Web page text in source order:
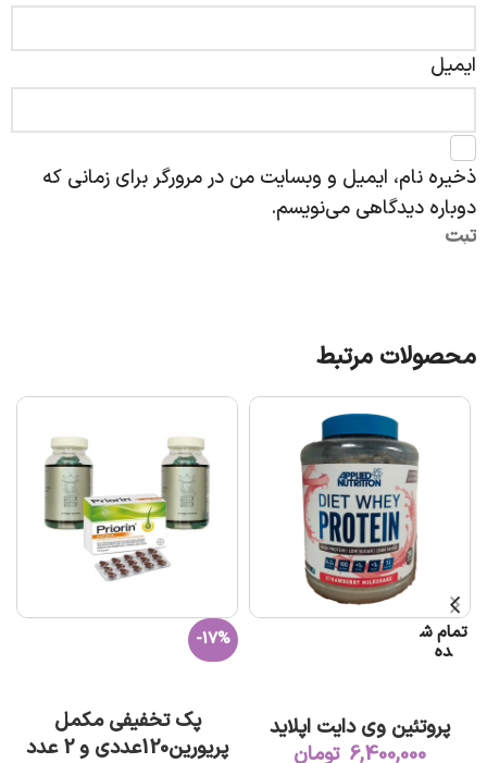
ایمیل
ذخیره نام، ایمیل و وبسایت من در مرورگر برای زمانی که
دوباره دیدگاهی می‌نویسم.
محصولات مرتبط
تمام ش
ده
پروتئین وی دایت اپلاید
6,400,000 تومان
-17%
پک تخفیفی مکمل
پریورین120عددی و 2 عدد